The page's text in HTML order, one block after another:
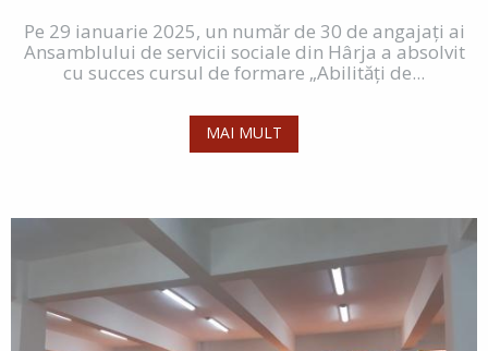
Pe 29 ianuarie 2025, un număr de 30 de angajați ai
Ansamblului de servicii sociale din Hârja a absolvit
cu succes cursul de formare „Abilități de...
MAI MULT